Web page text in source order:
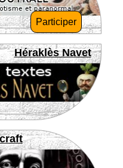
Participer
Héraklès Navet